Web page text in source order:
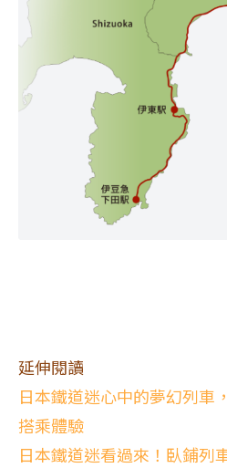
延伸閱讀
日本鐵道迷心中的夢幻列車
搭乘體驗
日本鐵道迷看過來！臥鋪列